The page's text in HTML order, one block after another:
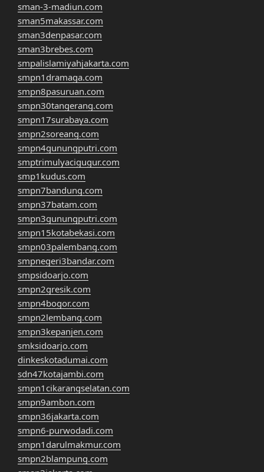
sman-3-madiun.com
sman5makassar.com
sman3denpasar.com
sman3brebes.com
smpalislamiyahjakarta.com
smpn1dramaga.com
smpn8pasuruan.com
smpn30tangerang.com
smpn17surabaya.com
smpn2soreang.com
smpn4gunungputri.com
smptrimulyacigugur.com
smp1kudus.com
smpn7bandung.com
smpn37batam.com
smpn3gunungputri.com
smpn15kotabekasi.com
smpn03palembang.com
smpnegeri3bandar.com
smpsidoarjo.com
smpn2gresik.com
smpn4bogor.com
smpn2lembang.com
smpn3kepanjen.com
smksidoarjo.com
dinkeskotadumai.com
sdn47kotajambi.com
smpn1cikarangselatan.com
smpn9ambon.com
smpn36jakarta.com
smpn6-purwodadi.com
smpn1darulmakmur.com
smpn2blampung.com